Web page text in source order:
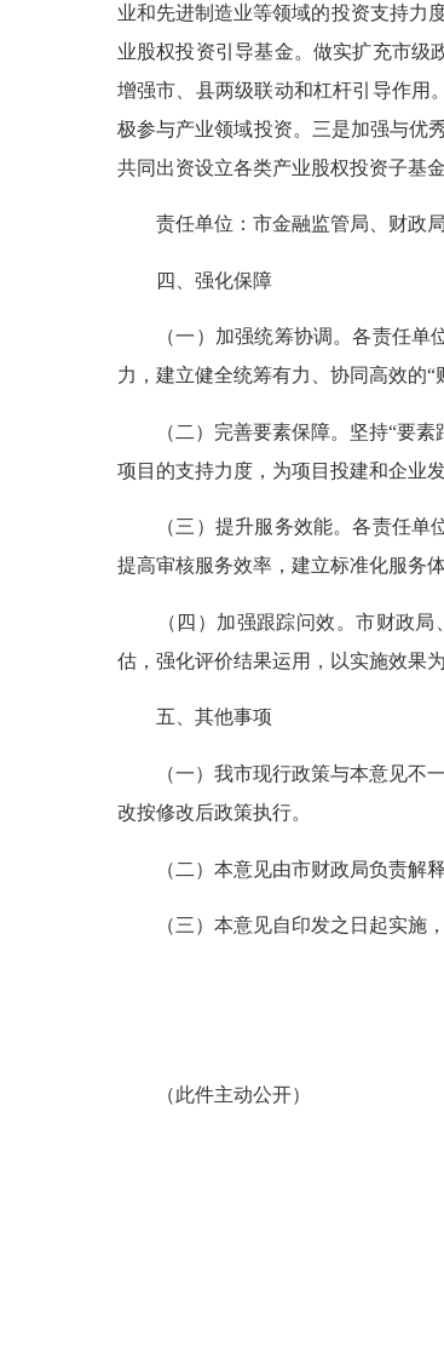
业和先进制造业等领域的投资支持力
业股权投资引导基金。做实扩充市级
增强市、县两级联动和杠杆引导作用
极参与产业领域投资。三是加强与优
共同出资设立各类产业股权投资子基
责任单位：市金融监管局、财政局
四、强化保障
（一）加强统筹协调。各责任单
力，建立健全统筹有力、协同高效的“
（二）完善要素保障。 坚持“要素
项目的支持力度，为项目投建和企业
（三）提升服务效能。各责任单
提高审核服务效率，建立标准化服务
（四）加强跟踪问效。市财政局
估，强化评价结果运用，以实施效果
五、其他事项
（一）我市现行政策与本意见不一
改按修改后政策执行。
（二）本意见由市财政局负责解释
（三）本意见自印发之日
（此件主动公开）